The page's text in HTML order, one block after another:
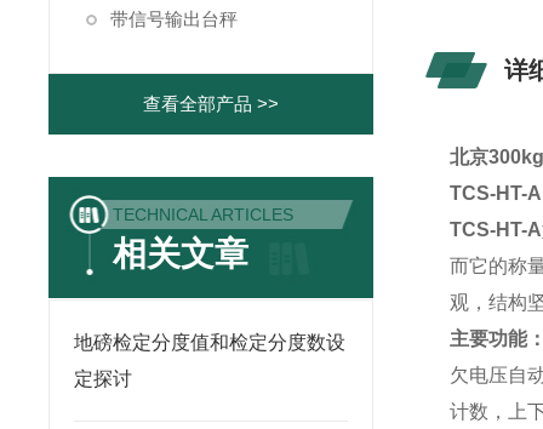
带信号输出台秤
查看全部产品 >>
TECHNICAL ARTICLES
相关文章
地磅检定分度值和检定分度数设
定探讨
详
北京
TCS-HT-
TCS-HT-A
而它的称
观，结构
主要功能
欠电压自
计数，上